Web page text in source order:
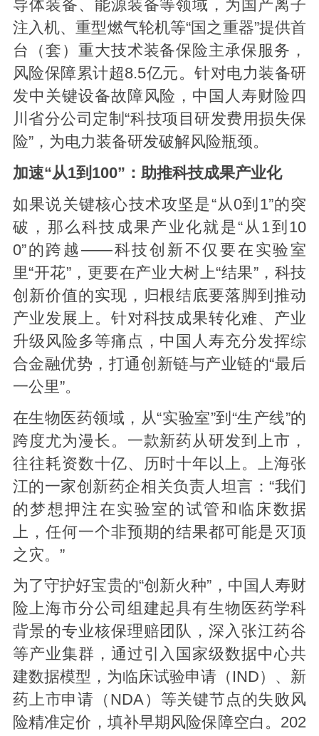
导体装备、能源装备等领域，为国产离子
注入机、重型燃气轮机等“国之重器”提供首
台（套）重大技术装备保险主承保服务，
风险保障累计超8.5亿元。针对电力装备研
发中关键设备故障风险，中国人寿财险四
川省分公司定制“科技项目研发费用损失保
险”，为电力装备研发破解风险瓶颈。
加速“从1到100”：助推科技成果产业化
如果说关键核心技术攻坚是“从0到1”的突
破，那么科技成果产业化就是“从1到10
0”的跨越——科技创新不仅要在实验室
里“开花”，更要在产业大树上“结果”，科技
创新价值的实现，归根结底要落脚到推动
产业发展上。针对科技成果转化难、产业
升级风险多等痛点，中国人寿充分发挥综
合金融优势，打通创新链与产业链的“最后
一公里”。
在生物医药领域，从“实验室”到“生产线”的
跨度尤为漫长。一款新药从研发到上市，
往往耗资数十亿、历时十年以上。上海张
江的一家创新药企相关负责人坦言：“我们
的梦想押注在实验室的试管和临床数据
上，任何一个非预期的结果都可能是灭顶
之灾。”
为了守护好宝贵的“创新火种”，中国人寿财
险上海市分公司组建起具有生物医药学科
背景的专业核保理赔团队，深入张江药谷
等产业集群，通过引入国家级数据中心共
建数据模型，为临床试验申请（IND）、新
药上市申请（NDA）等关键节点的失败风
险精准定价，填补早期风险保障空白。202